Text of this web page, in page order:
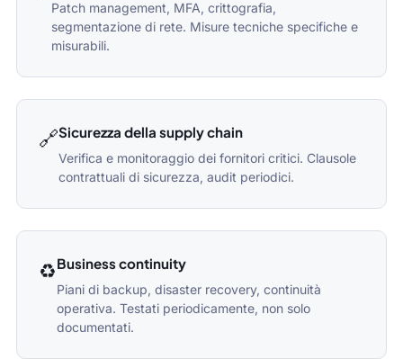
Patch management, MFA, crittografia,
segmentazione di rete. Misure tecniche specifiche e
misurabili.
🔗Sicurezza della supply chain
Verifica e monitoraggio dei fornitori critici. Clausole
contrattuali di sicurezza, audit periodici.
♻️Business continuity
Piani di backup, disaster recovery, continuità
operativa. Testati periodicamente, non solo
documentati.